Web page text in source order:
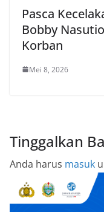
Pasca
Bobby
Korban
Mei 8, 2026
Tinggalkan
Anda harus masuk